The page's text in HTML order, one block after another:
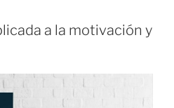
a la motivación y